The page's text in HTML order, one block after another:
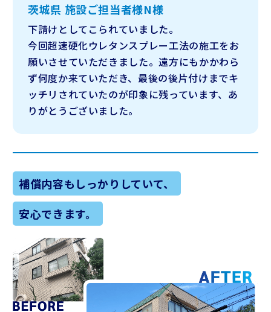
茨城県 施設ご担当者様N様
下請けとしてこられていました。
今回超速硬化ウレタンスプレー工法の施工をお
願いさせていただきました。遠方にもかかわら
ず何度か来ていただき、最後の後片付けまでキ
ッチリされていたのが印象に残っています、 あ
りがとうございました。
補償内容もしっかりしていて、
安心できます。